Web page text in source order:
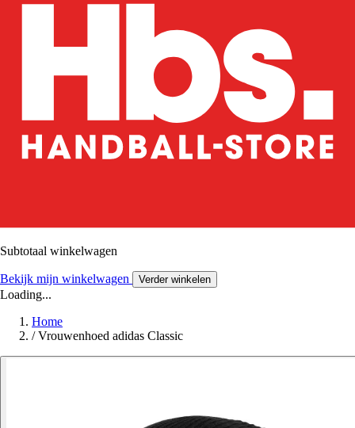
Subtotaal winkelwagen
Bekijk mijn winkelwagen Verder winkelen
Loading...
Home
/ Vrouwenhoed adidas Classic